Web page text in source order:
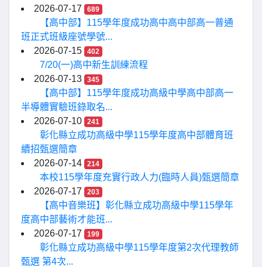
2026-07-17
689
【高中部】115學年度成功高中高中部高一普通
班正式班級座號學號...
2026-07-15
402
7/20(一)高中新生訓練流程
2026-07-13
345
【高中部】115學年度成功高級中學高中部高一
半導體實驗班錄取名...
2026-07-10
241
彰化縣立成功高級中學115學年度高中部體育班
續招甄選簡章
2026-07-14
214
本校115學年度充實行政人力(臨時人員)甄選簡章
2026-07-17
203
【高中音樂班】彰化縣立成功高級中學115學年
度高中部藝術才能班...
2026-07-17
199
彰化縣立成功高級中學115學年度第2次代理教師
甄選 第4次...